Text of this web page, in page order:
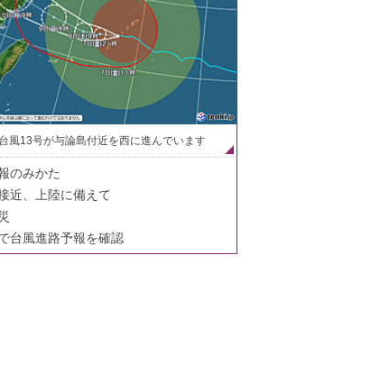
風13号が与論島付近を西に進んでいます
のみかた
近、上陸に備えて
台風進路予報を確認